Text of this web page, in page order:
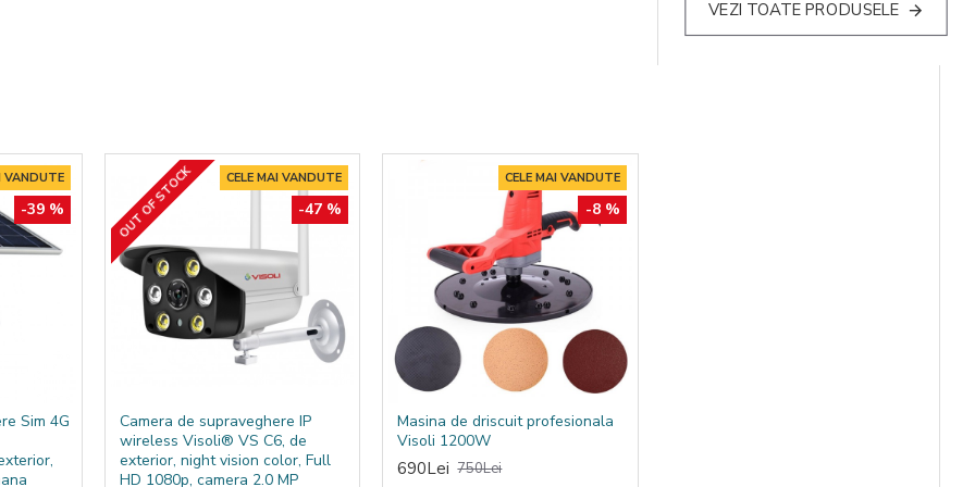
benefic pentru organism.
dvs va avea un somn odihnitor si placut
VEZI TOATE PRODUSELE
VANDUTE
-39 %
Sim 4G
CELE MAI VANDUTE
-47 %
OUT OF STOCK
Camera de supraveghere IP
wireless Visoli® VS C6, de
exterior, night vision color, Full
HD 1080p, camera 2.0 MP
CELE MAI VANDUTE
-8 %
Masina de driscuit profesionala
Visoli 1200W
690Lei 750Lei